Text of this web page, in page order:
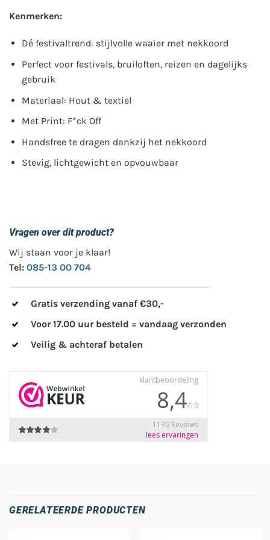
Kenmerken:
Dé festivaltrend: stijlvolle waaier met nekkoord
Perfect voor festivals, bruiloften, reizen en dagelijks
gebruik
Materiaal: Hout & textiel
Met Print: F*ck Off
Handsfree te dragen dankzij het nekkoord
Stevig, lichtgewicht en opvouwbaar
Vragen over dit product?
Wij staan voor je klaar!
Tel: 085-13 00 704
Gratis verzending vanaf €30,-
Voor 17.00 uur besteld = vandaag verzonden
Veilig & achteraf betalen
GERELATEERDE PRODUCTEN